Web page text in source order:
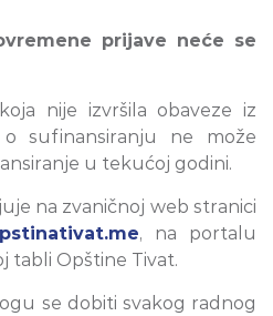
prijave neće se
nije izvršila obaveze iz
sufinansiranju ne može
u tekućoj godini.
na zvaničnoj web stranici
, na portalu
tabli Opštine Tivat.
se dobiti svakog radnog